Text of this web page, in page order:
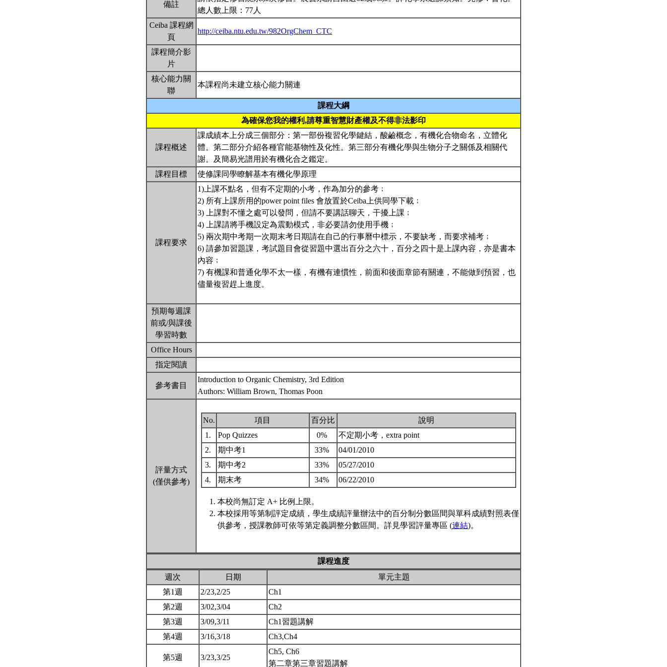
備註
總人數上限：77人
Ceiba 課程網
頁
http://ceiba.ntu.edu.tw/982OrgChem_CTC
課程簡介影
片
核心能力關
聯
本課程尚未建立核心能力關連
課程大綱
為確保您我的權利,請尊重智慧財產權及不得非法影印
課程概述
課成績本上分成三個部分：第一部份複習化學鍵結，酸鹼概念，有機化合物命名，立體化
體。第二部分介紹各種官能基物性及化性。第三部分有機化學與生物分子之關係及相關代
謝。及簡易光譜用於有機化合之鑑定。
課程目標
使修課同學瞭解基本有機化學原理
課程要求
1)上課不點名，但有不定期的小考，作為加分的參考﹔
2) 所有上課所用的power point files 會放置於Ceiba上供同學下載﹔
3) 上課對不懂之處可以發問，但請不要講話聊天，干擾上課﹔
4) 上課請將手機設定為震動模式，非必要請勿使用手機﹔
5) 兩次期中考期一次期末考日期請在自己的行事曆中標示，不要缺考，而要求補考﹔
6) 請參加習題課，考試題目會從習題中選出百分之六十，百分之四十是上課內容，亦是書本
內容﹔
7) 有機課和普通化學不太一樣，有機有連慣性，前面和後面章節有關連，不能做到預習，也
儘量複習趕上進度。
預期每週課
前或/與課後
學習時數
Office Hours
指定閱讀
參考書目
Introduction to Organic Chemistry, 3rd Edition
Authors: William Brown, Thomas Poon
評量方式
(僅供參考)
No. 項目 百分比
說明
1.
Pop Quizzes 0%
不定期小考，extra point
2.
期中考1 33%
04/01/2010
3.
期中考2 33%
05/27/2010
4.
期末考 34% 06/22/2010
本校尚無訂定 A+ 比例上限。
本校採用等第制評定成績，學生成績評量辦法中的百分制分數區間與單科成績對照表僅
供參考，授課教師可依等第定義調整分數區間。詳見學習評量專區 (連結)。
課程進度
週次
日期
單元主題
第1週
2/23,2/25
Ch1
第2週
3/02,3/04
Ch2
第3週
3/09,3/11
Ch1習題講解
第4週
3/16,3/18 Ch3,Ch4
第5週 3/23,3/25
Ch5, Ch6
第二章第三章習題講解